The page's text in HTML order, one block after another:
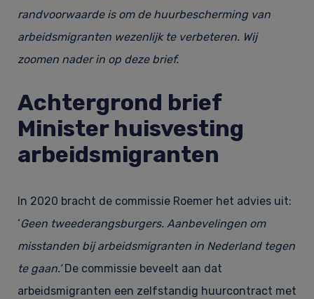
randvoorwaarde is om de huurbescherming van
arbeidsmigranten wezenlijk te verbeteren. Wij
zoomen nader in op deze brief.
Achtergrond brief
Minister huisvesting
arbeidsmigranten
In 2020 bracht de commissie Roemer het advies uit:
‘Geen tweederangsburgers. Aanbevelingen om
misstanden bij arbeidsmigranten in Nederland tegen
te gaan.’De commissie beveelt aan dat
arbeidsmigranten een zelfstandig huurcontract met